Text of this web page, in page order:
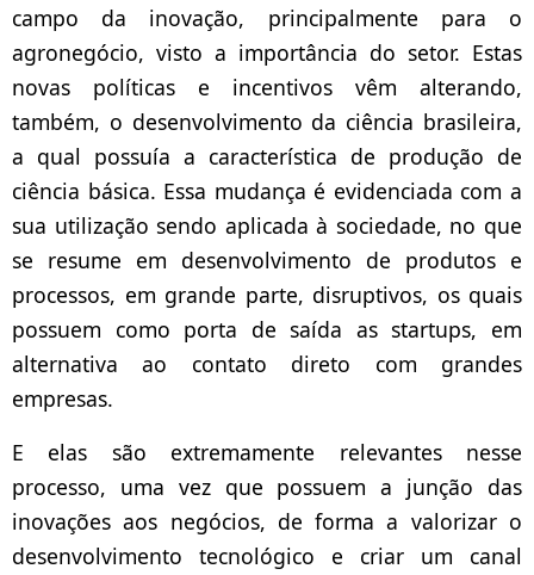
campo da inovação, principalmente para o
agronegócio, visto a importância do setor. Estas
novas políticas e incentivos vêm alterando,
também, o desenvolvimento da ciência brasileira,
a qual possuía a característica de produção de
ciência básica. Essa mudança é evidenciada com a
sua utilização sendo aplicada à sociedade, no que
se resume em desenvolvimento de produtos e
processos, em grande parte, disruptivos, os quais
possuem como porta de saída as startups, em
alternativa ao contato direto com grandes
empresas.
E elas são extremamente relevantes nesse
processo, uma vez que possuem a junção das
inovações aos negócios, de forma a valorizar o
desenvolvimento tecnológico e criar um canal